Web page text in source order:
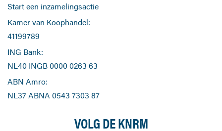
Start een inzamelingsactie
Kamer van Koophandel:
41199789
ING Bank:
NL40 INGB 0000 0263 63
ABN Amro:
NL37 ABNA 0543 7303 87
VOLG DE KNRM